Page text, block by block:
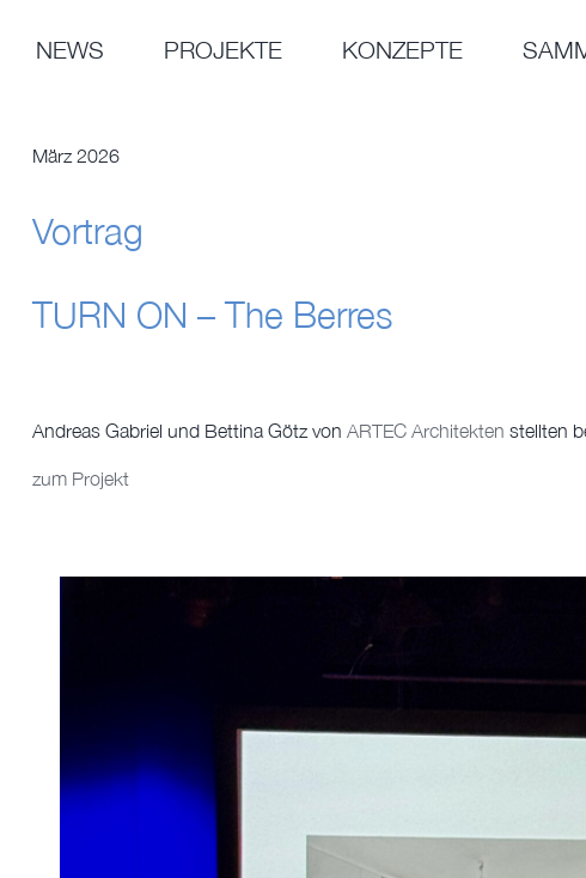
springenNEWS PROJEKTE KONZEPTE
März 2026
Vortrag
TURN ON – The Berres
Andreas Gabriel und Bettina Götz von ARTEC Architekten stellten
zum Projekt